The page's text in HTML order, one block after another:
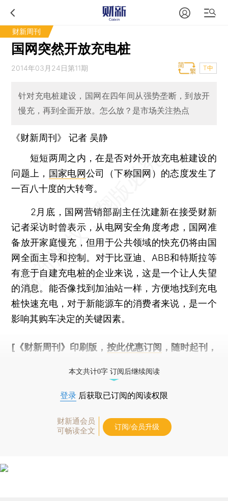
财新周刊
国网突然开放充电桩
2014年03月24日第11期 T中
针对充电桩建设，国网在四年间从强势垄断，到放开
慢充，再到全面开放。怎么放？是市场关注热点
《财新周刊》 记者 吴静
短短两周之内，在是否对外开放充电桩建设的
问题上， 国家电网公司（下称国网）的态度发生了
一百八十度的大转弯。
2月底，国网营销部副主任沈建新在接受财新
记者采访时曾表示，从电网安全角度考虑，国网准
备放开家庭慢充，但用于公共领域的快充仍将由国
网全面主导和控制。对于比亚迪、ABB和特斯拉等
有意于自建充电桩的企业来说，这是一个让人失望
的消息。能否像找到加油站一样，方便地找到充电
桩快速充电，对于新能源车的消费者来说，是一个
影响其购车决定的关键因素。
[《财新周刊》印刷版， 按此优惠订阅 ，随时起刊，
本文共计0字 订阅后继续阅读
登录 后获取已订阅的阅读权限
财新通会员
可畅读全文
订阅/会员升级